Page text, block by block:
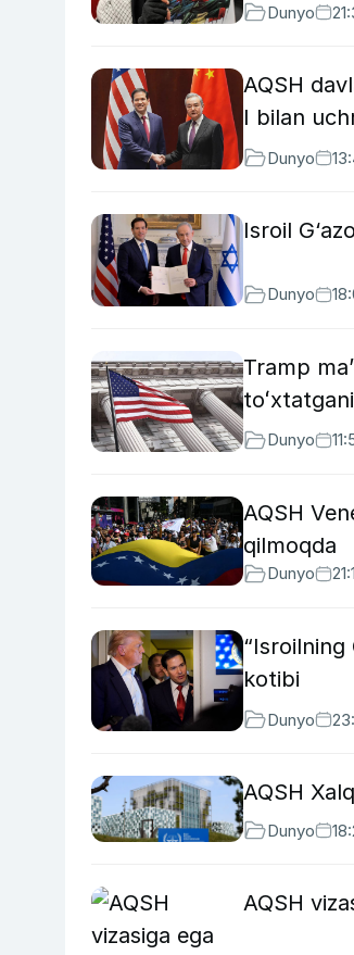
Dunyo
AQSH
I bilan
Dunyo
Isroil
Dunyo
Tramp
Dunyo
AQSH
qilmoqda
Dunyo
“Isroilning
kotibi
Dunyo
AQSH
Dunyo
AQSH